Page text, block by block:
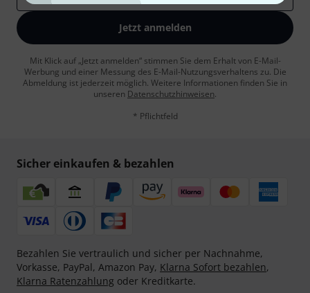
Jetzt anmelden
Mit Klick auf „Jetzt anmelden“ stimmen Sie dem Erhalt von E-Mail-
Werbung und einer Messung des E-Mail-Nutzungsverhaltens zu. Die
Abmeldung ist jederzeit möglich. Weitere Informationen finden Sie in
unseren Datenschutzhinweisen.
* Pflichtfeld
Sicher einkaufen & bezahlen
Bezahlen Sie vertraulich und sicher per Nachnahme,
Vorkasse, PayPal, Amazon Pay, Klarna Sofort bezahlen,
Klarna Ratenzahlung oder Kreditkarte.